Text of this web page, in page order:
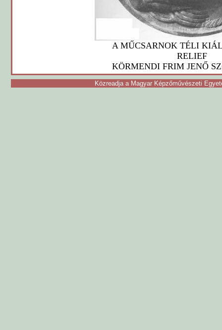
A MŰCSARNOK TÉLI
RELIEF
KÖRMENDI FRIM JENŐ
Közreadja a Magyar Képzőművészeti